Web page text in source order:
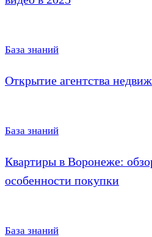
База знаний
Открытие агентства
База знаний
Квартиры в Воронеже:
особенности покупки
База знаний